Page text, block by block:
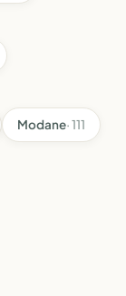
Modane· 111